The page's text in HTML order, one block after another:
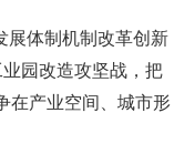
体制机制改革创新
园改造攻坚战，把
在产业空间、城市形